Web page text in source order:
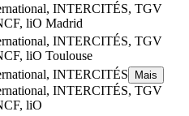
INTERCITÉS, TGV
liO Madrid
INTERCITÉS, TGV
liO Toulouse
INTERCITÉS Mais
INTERCITÉS, TGV
liO
© CARTO